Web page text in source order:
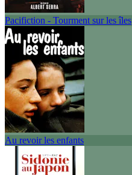
Pacifiction - Tourment sur les îles
Au revoir les enfants